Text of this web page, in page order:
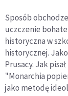
Sposób
uczczenie
historyczna w
historycznej.
Prusacy. Jak
"Monarchia
jako metodę